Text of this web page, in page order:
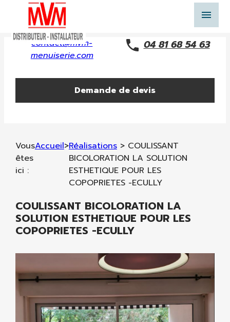
menu
contact@mvm-
menuiserie.com
04 81 68 54 63
Demande de devis
Vous
êtes
ici :
Accueil>Réalisations> COULISSANT
BICOLORATION LA SOLUTION
ESTHETIQUE POUR LES
COPOPRIETES -ECULLY
COULISSANT BICOLORATION LA
SOLUTION ESTHETIQUE POUR LES
COPOPRIETES -ECULLY
Panneau de gestion des cookies